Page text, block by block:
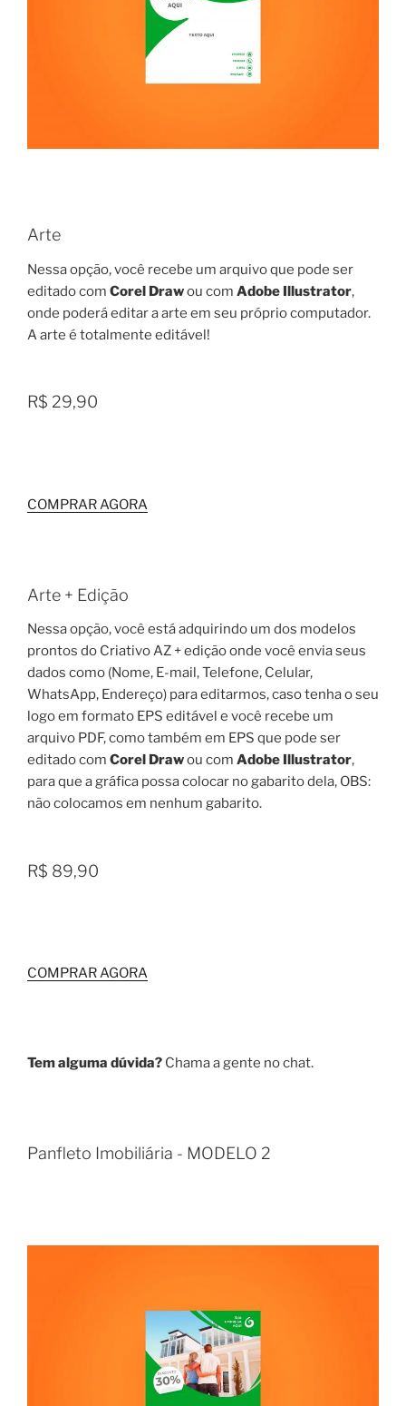
Arte
Nessa opção, você recebe um arquivo que pode ser
editado com Corel Drawou com Adobe Illustrator,
onde poderá editar a arte em seu próprio computador.
A arte é totalmente editável!
R$ 29,90
COMPRAR AGORA
Arte + Edição
Nessa opção, você está adquirindo um dos modelos
prontos do Criativo AZ + edição onde você envia seus
dados como (Nome, E-mail, Telefone, Celular,
WhatsApp, Endereço) para editarmos, caso tenha o seu
logo em formato EPS editável e você recebe um
arquivo PDF, como também em EPS que pode ser
editado com Corel Drawou com Adobe Illustrator,
para que a gráfica possa colocar no gabarito dela, OBS:
não colocamos em nenhum gabarito.
R$ 89,90
COMPRAR AGORA
Tem alguma dúvida? Chama a gente no chat.
Panfleto Imobiliária - MODELO 2